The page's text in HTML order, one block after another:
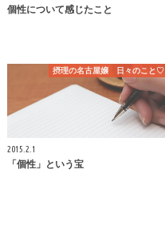
個性について感じたこと
摂理の名古屋嬢 日々のこと♡
2015.2.1
「個性」という宝